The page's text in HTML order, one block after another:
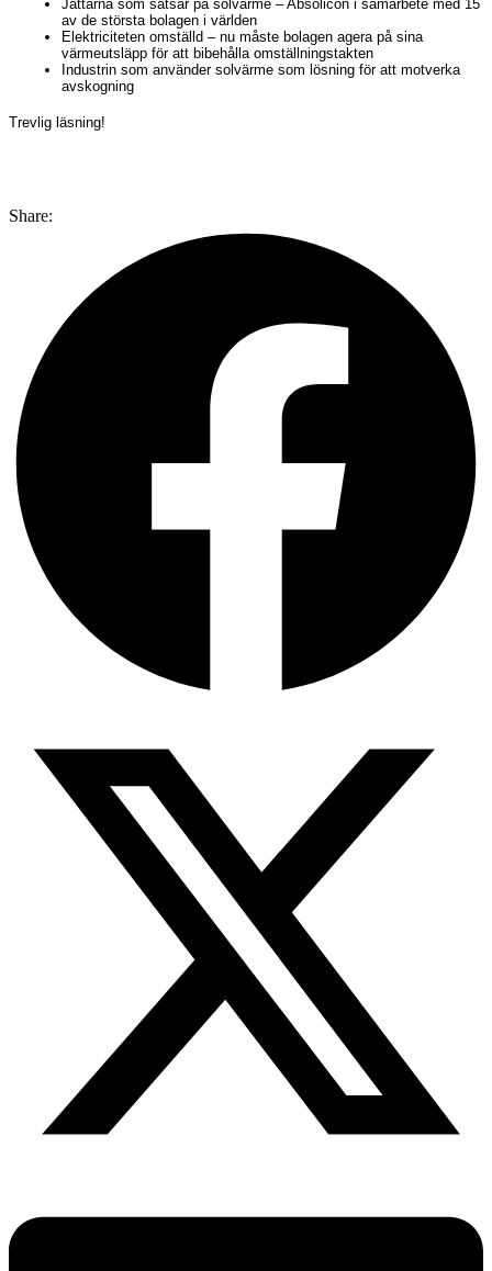
Jättarna som satsar på solvärme – Absolicon i samarbete med 15
av de största bolagen i världen
Elektriciteten omställd – nu måste bolagen agera på sina
värmeutsläpp för att bibehålla omställningstakten
Industrin som använder solvärme som lösning för att motverka
avskogning
Trevlig läsning!
Share: